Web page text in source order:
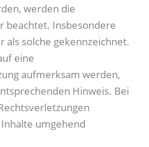
werden die
beachtet. Insbesondere
solche gekennzeichnet.
eine
aufmerksam werden,
Hinweis. Bei
umgehend